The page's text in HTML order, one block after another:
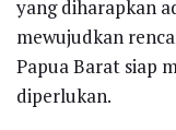
yang diharapkan
mewujudkan
Papua Barat siap
diperlukan.